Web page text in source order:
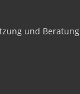
und Beratung